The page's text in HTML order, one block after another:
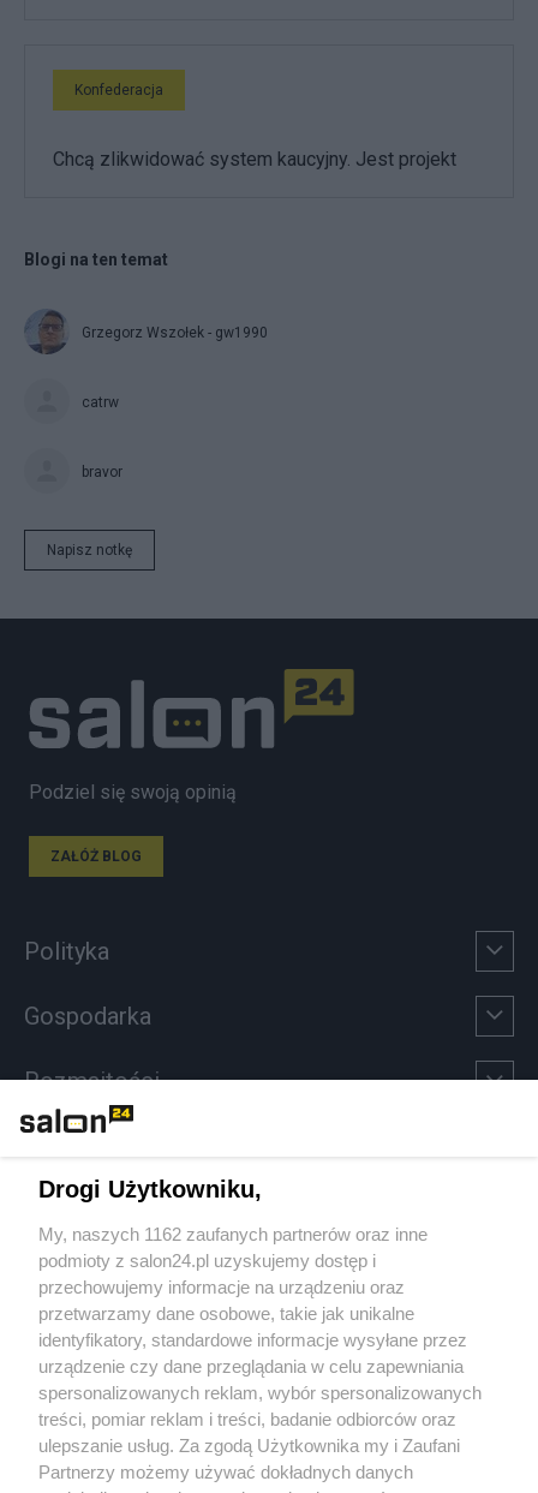
Konfederacja
Chcą zlikwidować system kaucyjny. Jest projekt
Blogi na ten temat
Grzegorz Wszołek - gw1990
catrw
bravor
Napisz notkę
Podziel się swoją opinią
ZAŁÓŻ BLOG
Polityka
Gospodarka
Rozmaitości
Sport
Społeczeństwo
Kultura
X Facebook Instagram Youtube
Drogi Użytkowniku,
My, naszych 1162 zaufanych partnerów oraz inne
podmioty z salon24.pl uzyskujemy dostęp i
przechowujemy informacje na urządzeniu oraz
przetwarzamy dane osobowe, takie jak unikalne
identyfikatory, standardowe informacje wysyłane przez
urządzenie czy dane przeglądania w celu zapewniania
spersonalizowanych reklam, wybór spersonalizowanych
treści, pomiar reklam i treści, badanie odbiorców oraz
ulepszanie usług. Za zgodą Użytkownika my i Zaufani
Partnerzy możemy używać dokładnych danych